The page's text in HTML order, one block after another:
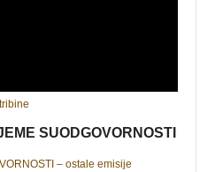
SUODGOVORNOSTI
– ostale emisije